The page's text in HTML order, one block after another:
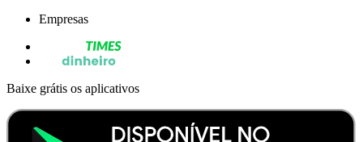
Empresas
Baixe grátis os aplicativos